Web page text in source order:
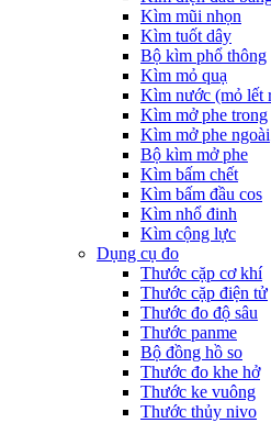
Kìm mũi nhọn
Kìm tuốt dây
Bộ kìm phổ thông
Kìm mỏ quạ
Kìm nước (mỏ lết
Kìm mở phe trong
Kìm mở phe ngoài
Bộ kìm mở phe
Kìm bấm chết
Kìm bấm đầu cos
Kìm nhổ đinh
Kìm cộng lực
Dụng cụ đo
Thước cặp cơ khí
Thước cặp điện tử
Thước đo độ sâu
Thước panme
Bộ đồng hồ so
Thước đo khe hở
Thước ke vuông
Thước thủy nivo